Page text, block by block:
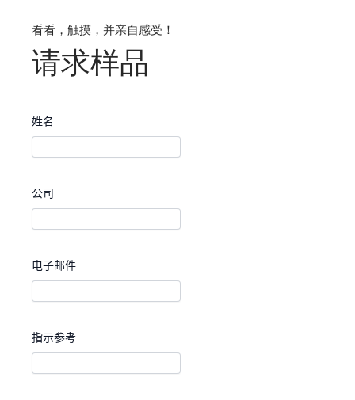
看看，触摸，并亲自感受！
请求样品
姓名
公司
电子邮件
指示参考